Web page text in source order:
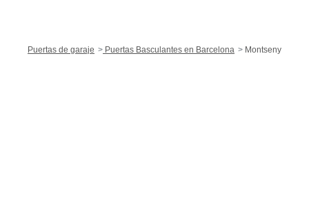
Puertas de garaje Puertas Basculantes en Barcelona Montseny